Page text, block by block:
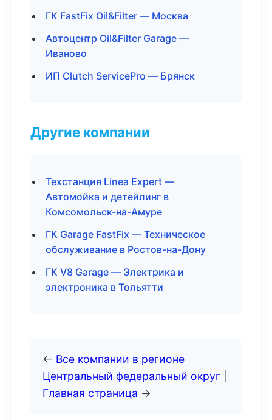
ГК FastFix Oil&Filter — Москва
Автоцентр Oil&Filter Garage —
Иваново
ИП Clutch ServicePro — Брянск
Другие компании
Техстанция Linea Expert —
Автомойка и детейлинг в
Комсомольск-на-Амуре
ГК Garage FastFix — Техническое
обслуживание в Ростов-на-Дону
ГК V8 Garage — Электрика и
электроника в Тольятти
← Все компании в регионе
Центральный федеральный округ
Главная страница →